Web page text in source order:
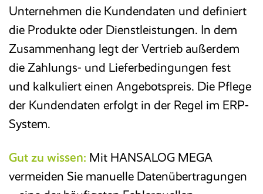
Unternehmen die Kundendaten und definiert
die Produkte oder Dienstleistungen. In dem
Zusammenhang legt der Vertrieb außerdem
die Zahlungs- und Lieferbedingungen fest
und kalkuliert einen Angebotspreis. Die Pflege
der Kundendaten erfolgt in der Regel im ERP-
System.
Gut zu wissen: Mit HANSALOG MEGA
vermeiden Sie manuelle Datenübertragungen